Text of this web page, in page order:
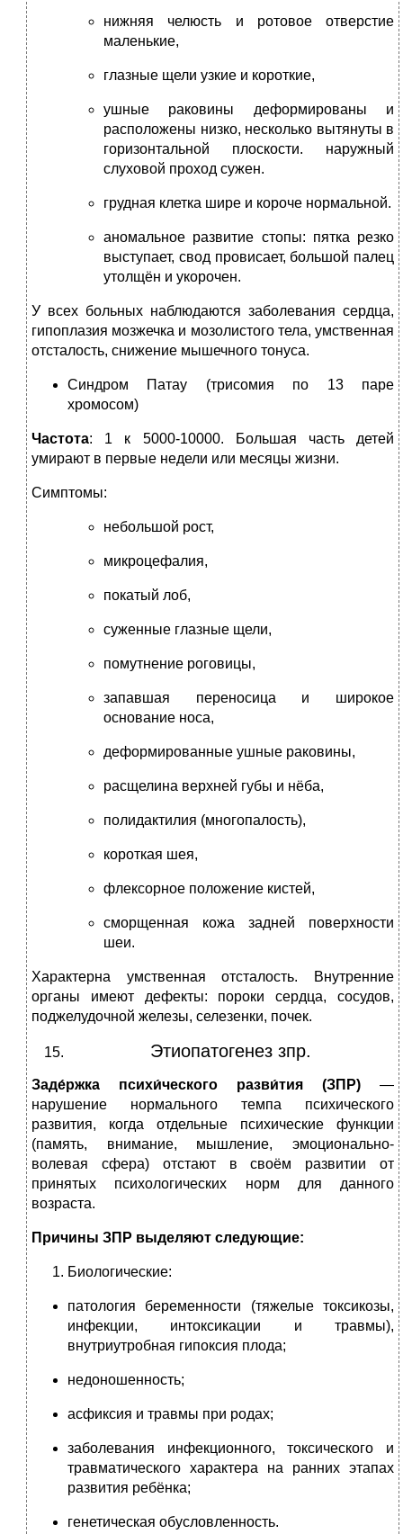
нижняя челюсть и ротовое отверстие
маленькие,
глазные щели узкие и короткие,
ушные раковины деформированы и
расположены низко, несколько вытянуты в
горизонтальной плоскости. наружный
слуховой проход сужен.
грудная клетка шире и короче нормальной.
аномальное развитие стопы: пятка резко
выступает, свод провисает, большой палец
утолщён и укорочен.
У всех больных наблюдаются заболевания сердца,
гипоплазия мозжечка и мозолистого тела, умственная
отсталость, снижение мышечного тонуса.
Синдром Патау (трисомия по 13 паре
хромосом)
Частота: 1 к 5000-10000. Большая часть детей
умирают в первые недели или месяцы жизни.
Симптомы:
небольшой рост,
микроцефалия,
покатый лоб,
суженные глазные щели,
помутнение роговицы,
запавшая переносица и широкое
основание носа,
деформированные ушные раковины,
расщелина верхней губы и нёба,
полидактилия (многопалость),
короткая шея,
флексорное положение кистей,
сморщенная кожа задней поверхности
шеи.
Характерна умственная отсталость. Внутренние
органы имеют дефекты: пороки сердца, сосудов,
поджелудочной железы, селезенки, почек.
Этиопатогенез зпр.
Заде́ржка психи́ческого разви́тия (ЗПР) —
нарушение нормального темпа психического
развития, когда отдельные психические функции
(память, внимание, мышление, эмоционально-
волевая сфера) отстают в своём развитии от
принятых психологических норм для данного
возраста.
Причины ЗПР выделяют следующие:
Биологические:
патология беременности (тяжелые токсикозы,
инфекции, интоксикации и травмы),
внутриутробная гипоксия плода;
недоношенность;
асфиксия и травмы при родах;
заболевания инфекционного, токсического и
травматического характера на ранних этапах
развития ребёнка;
генетическая обусловленность.